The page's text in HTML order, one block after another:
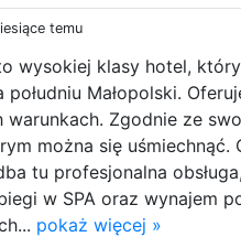
temu
wysokiej klasy hotel,
południu Małopolski.
Zgodnie ze
można się uśmiechnąć.
tu profesjonalna
w SPA oraz wynajem
pokaż więcej »